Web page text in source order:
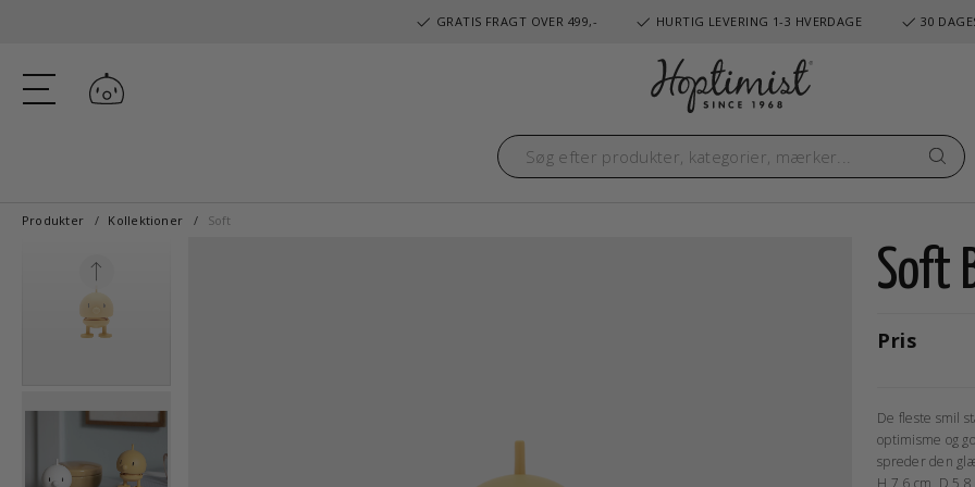
GRATIS FRAGT OVER 499,- HURTIG LEVERING 1-3 HVERDAGE 30
Log ind
Produkter Kollektioner Soft
Soft
Pris
De fleste smil
optimisme og
spreder den